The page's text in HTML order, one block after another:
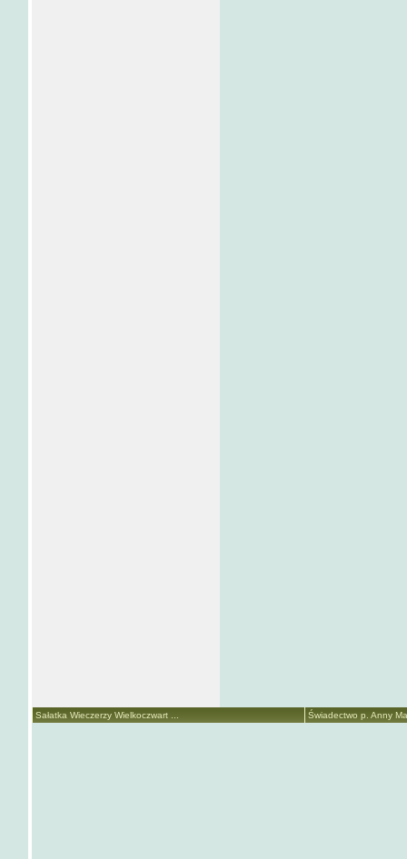
Sałatka Wieczerzy Wielkoczwart ... Świadectwo p. Anny